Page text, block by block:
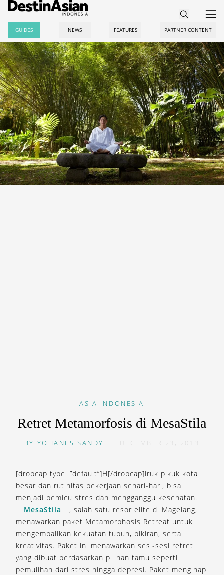
GUIDES NEWS FEATURES PARTNER CONTENT
ASIA INDONESIA
Retret Metamorfosis di MesaStila
BY YOHANES SANDY DECEMBER 23, 2013
[dropcap type=”default”]H[/dropcap]iruk pikuk kota
besar dan rutinitas pekerjaan sehari-hari, bisa
menjadi pemicu stres dan mengganggu kesehatan.
MesaStila
, salah satu resor elite di Magelang,
menawarkan paket Metamorphosis Retreat untuk
mengembalikan kekuatan tubuh, pikiran, serta
kreativitas. Paket ini menawarkan sesi-sesi retret
yang dibuat berdasarkan pilihan tamu seperti
pemulihan dari stres hingga depresi. Paket menginap